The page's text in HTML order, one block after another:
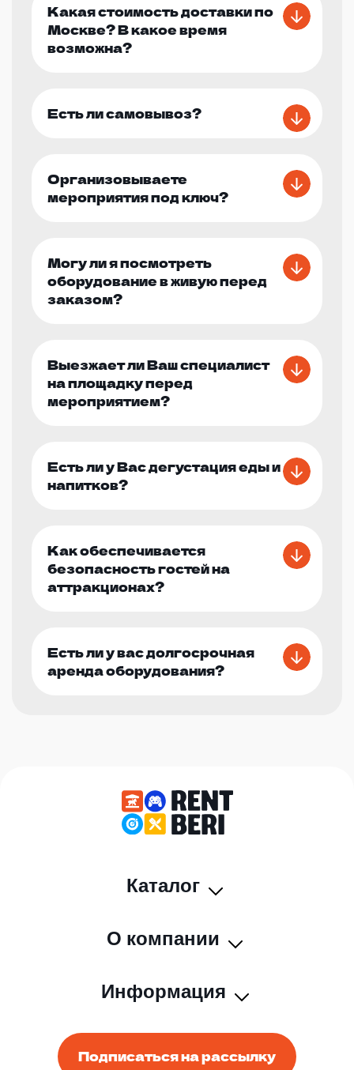
Какая стоимость доставки по
Москве? В какое время
возможна?
Есть ли самовывоз?
Организовываете
мероприятия под ключ?
Могу ли я посмотреть
оборудование в живую перед
заказом?
Выезжает ли Ваш специалист
на площадку перед
мероприятием?
Есть ли у Вас дегустация еды и
напитков?
Как обеспечивается
безопасность гостей на
аттракционах?
Есть ли у вас долгосрочная
аренда оборудования?
Каталог
О компании
Информация
Подписаться на рассылку